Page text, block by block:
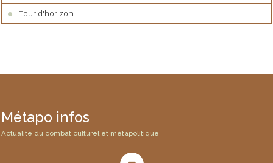
Tour d'horizon
Métapo infos
Actualité du combat culturel et métapolitique